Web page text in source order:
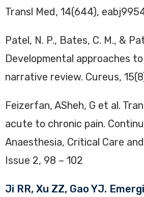
Transl Med, 14(644),
Patel, N. P., Bates, C. M., &
Developmental approaches
narrative review. Cureus,
Feizerfan, ASheh, G et al.
acute to chronic pain.
Anaesthesia, Critical Care
Issue 2, 98 – 102
Ji RR, Xu ZZ, Gao YJ.